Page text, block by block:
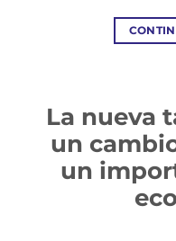
La nueva
un
un